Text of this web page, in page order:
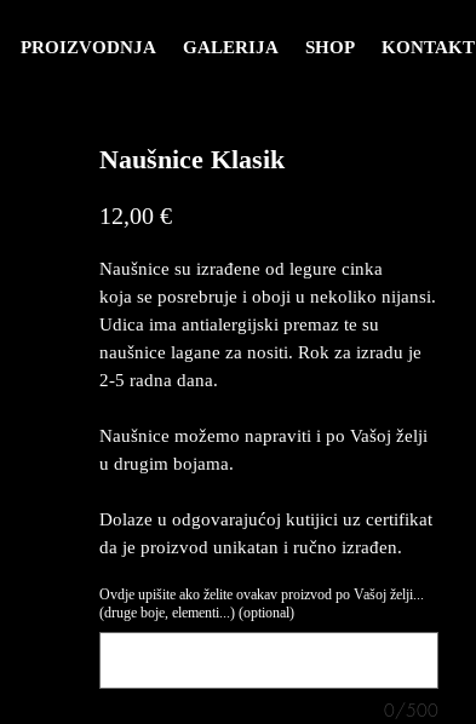
PROIZVODNJA GALERIJA SHOP KONTAKT
Naušnice Klasik
12,00 €Price
Naušnice su izrađene od legure cinka
koja se posrebruje i oboji u nekoliko nijansi.
Udica ima antialergijski premaz te su
naušnice lagane za nositi. Rok za izradu je
2-5 radna dana.
Naušnice možemo napraviti i po Vašoj želji
u drugim bojama.
Dolaze u odgovarajućoj kutijici uz certifikat
da je proizvod unikatan i ručno izrađen.
Ovdje upišite ako želite ovakav proizvod po Vašoj želji...
(druge boje, elementi...) (optional)
0/500